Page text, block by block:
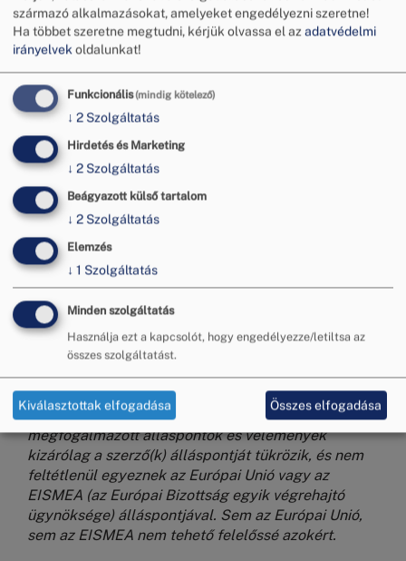
A rendezvény a 101146134 azonosítószámú
FAIRCOMADR projekt keretében, az Európai Unió
finanszírozásával valósult meg. A jelen tartalomban
megfogalmazott álláspontok és vélemények
kizárólag a szerző(k) álláspontját tükrözik, és nem
feltétlenül egyeznek az Európai Unió vagy az
EISMEA (az Európai Bizottság egyik végrehajtó
ügynöksége) álláspontjával. Sem az Európai Unió,
sem az EISMEA nem tehető felelőssé azokért.
származó alkalmazásokat, amelyeket engedélyezni szeretne!
Ha többet szeretne megtudni, kérjük olvassa el az adatvédelmi
irányelvekoldalunkat!
Funkcionális(mindig kötelező)
↓ 2 Szolgáltatás
Hirdetés és Marketing
↓ 2 Szolgáltatás
Beágyazott külső tartalom
↓ 2 Szolgáltatás
Elemzés
↓ 1 Szolgáltatás
Minden szolgáltatás
Használja ezt a kapcsolót, hogy engedélyezze/letiltsa az
összes szolgáltatást.
Kiválasztottak elfogadása Összes elfogadása